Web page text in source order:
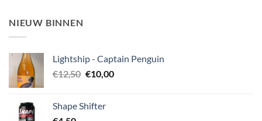
NIEUW BINNEN
Lightship - Captain Penguin
€12,50 Oorspronkelijke
€12,50.
€10,00Huidige
Shape Shifter